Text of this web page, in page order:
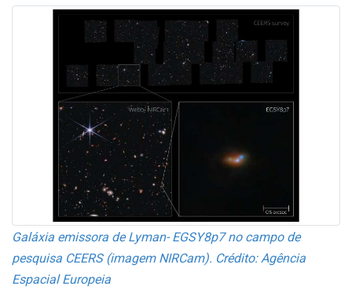
Galáxia emissora de Lyman- EGSY8p7 no campo de
pesquisa CEERS (imagem NIRCam). Crédito: Agência
Espacial Europeia